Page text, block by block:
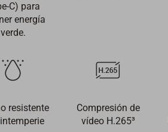
C) para
energía
verde.
resistente
Compresión de
vídeo H.265³